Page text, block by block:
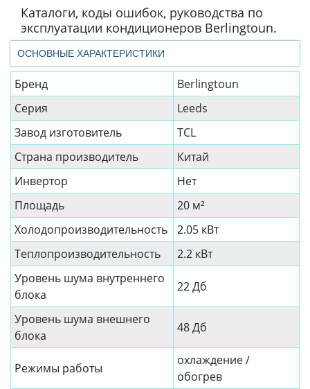
ОСНОВНЫЕ ХАРАКТЕРИСТИКИ
Бренд
Berlingtoun
Серия
Leeds
Завод изготовитель
TCL
Страна производитель
Китай
Инвертор
Нет
Площадь
20 м²
Холодопроизводительность
2.05 кВт
Теплопроизводительность
2.2 кВт
Уровень шума внутреннего
блока
22 Дб
Уровень шума внешнего
блока
48 Дб
Режимы работы
охлаждение /
обогрев
Каталоги, коды ошибок, руководства по
эксплуатации кондиционеров Berlingtoun.